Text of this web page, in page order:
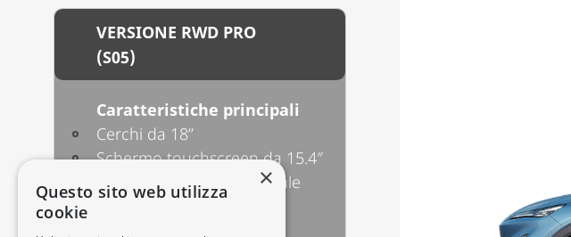
VERSIONE RWD PRO
(S05)
Caratteristiche principali
Cerchi da 18’’
Schermo touchscreen da 15.4″
Sistema di assistenza vocale
×
Questo sito web utilizza
cookie